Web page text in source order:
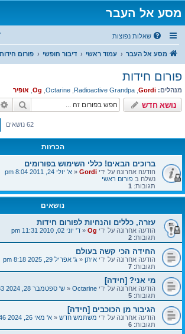
מסע אל העבר
שאלות נפוצות
מסע אל העבר עמוד ראשי דיבור חופשי פורום חידות
פורום חידות
מנהלים: Gordi
,
Radioactive Grandpa
,
Octarine
,
Og
, אופיר
נושא חדש חיפוש
62 נושאים
הכרזות
ברוכים הבאים! כללי השימוש בפורומים
הודעה אחרונה על ידי Gordi
«א' יולי 24, 2011 8:04 pm
נשלח בפורום ראשי
תגובות: 1
נושאים
עזרה, כללים והנחיות לפורום חידות
הודעה אחרונה על ידי Og
«ד' יוני 02, 2010 11:31 pm
תגובות: 2
החידה הכי קשה בעולם
הודעה אחרונה על ידי איתן«ג' אפריל 29, 2025 8:18 pm
תגובות: 7
מי אני? [חידה]
הודעה אחרונה על ידי Octarine
«ש' ספטמבר 28, 2024 10:33 pm
תגובות: 5
הגיבור מן הכוכבים [חידה]
הודעה אחרונה על ידי משתמש חדש«א' מאי 26, 2024 4:46 pm
תגובות: 6